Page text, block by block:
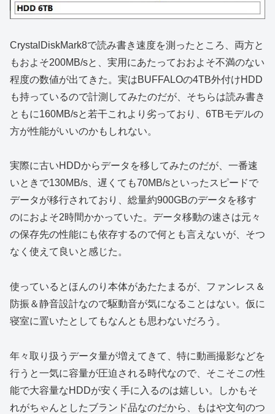
CrystalDiskMark8で読み書き速度を測ったところ、両方と
もおよそ200MB/sと、実用にあたっておおよそ不満のない
程度の数値が出てきた。実はBUFFALOの4TB外付けHDD
も持っているので計測してみたのだが、そちらは読み書き
ともに160MB/sと若干これより劣っており、6TBモデルの
方が性能がいいのかもしれない。
実際に古いHDDからデータを移してみたのだが、一番速
いときで130MB/s、遅くても70MB/sといったスピードで
データが移行されており、総量約900GBのデータを移す
のにおよそ2時間かかっていた。データ移動の速さは元々
の保存先の性能にも依存するので何とも言えないが、そつ
なく使えて良いと感じた。
使っているとほんのり本体があたたまるが、ファンレス＆
防振＆静音設計なので駆動音が気になることはない。仮に
寝室に置いたとしてもなんとも思わないだろう。
年々取り扱うデータ量が増えてきて、特に動画撮影などを
行うと一気に容量が圧迫される時代なので、そこそこの性
能で大容量なHDDが安く手に入るのは嬉しい。しかもそ
れがちゃんとしたブランド品なのだから、もはや文句のつ